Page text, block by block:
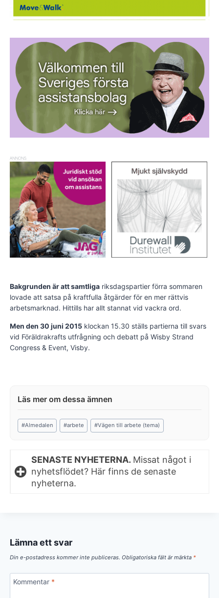
ANNONS
Bakgrunden är att samtliga riksdagspartier förra sommaren
lovade att satsa på kraftfulla åtgärder för en mer rättvis
arbetsmarknad. Hittills har allt stannat vid vackra ord.
Men den 30 juni 2015 klockan 15.30 ställs partierna till svars
vid Föräldrakrafts utfrågning och debatt på Wisby Strand
Congress & Event, Visby.
Post
Tags:
#Almedalen #arbete #Vägen till arbete (tema)
SENASTE NYHETERNA. Missat något i
nyhetsflödet? Här finns de senaste
nyheterna.
Lämna ett svar
Din e-postadress kommer inte publiceras. Obligatoriska fält är märkta *
Kommentar *